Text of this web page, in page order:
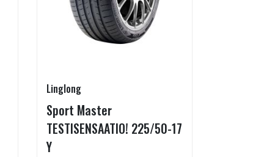
Linglong
Sport Master
TESTISENSAATIO! 225/50-17
Y